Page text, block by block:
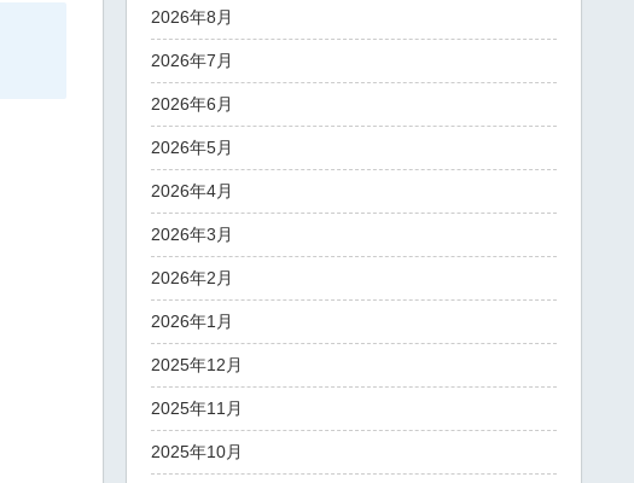
2026年8月
2026年7月
2026年6月
2026年5月
2026年4月
2026年3月
2026年2月
2026年1月
2025年12月
2025年11月
2025年10月